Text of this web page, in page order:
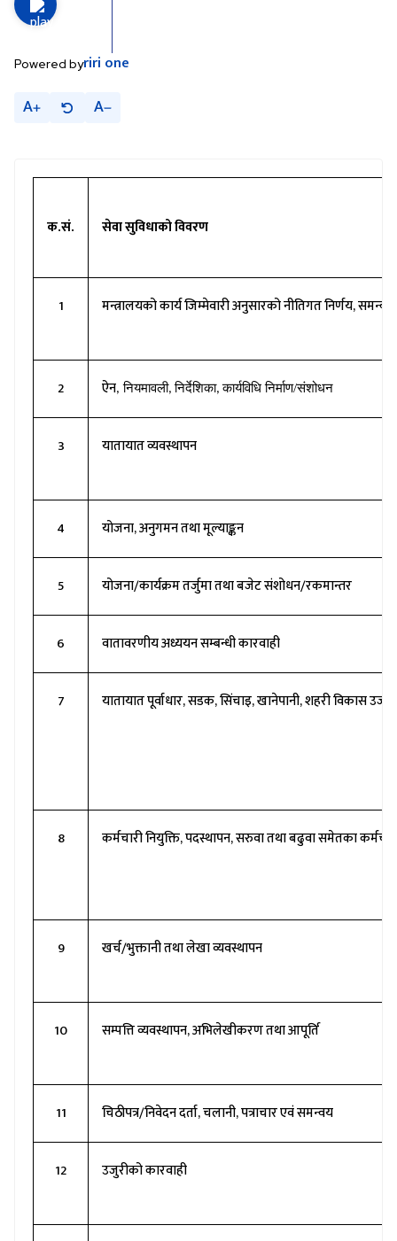
Powered byriri one
A A
क.सं. सेवा सुविधाको विवरण
1 मन्त्रालयको कार्य जिम्मेवारी अनुसारको नीतिगत निर्णय,
2 ऐन, नियमावली,निर्देशिका,कार्यविधि निर्माण/संशोधन
3 यातायात व्यवस्थापन
4 योजना, अनुगमन तथा मूल्याङ्कन
5 योजना/कार्यक्रम तर्जुमा तथा बजेट संशोधन/रकमान्तर
6 वातावरणीय अध्ययन सम्बन्धी कारवाही
7 यातायात पूर्वाधार, सडक, सिंचाइ, खानेपानी, शहरी विकास
8 कर्मचारी नियुक्ति, पदस्थापन, सरुवा तथा बढुवा समेतका
9 खर्च/भुक्तानी तथा लेखा व्यवस्थापन
10 सम्पत्ति व्यवस्थापन, अभिलेखीकरण तथा आपूर्ति
11 चिठीपत्र/निवेदन दर्ता, चलानी, पत्राचार एवं समन्वय
12 उजुरीको कारवाही